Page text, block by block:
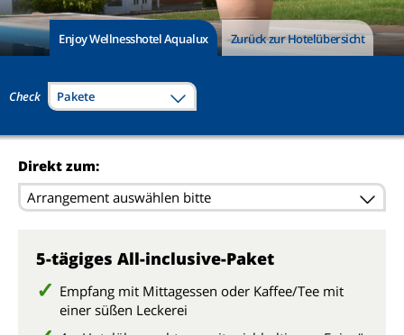
Enjoy Wellnesshotel Aqualux Zurück zur Hotelübersicht
Check Pakete
Direkt zum:
Arrangement auswählen bitte
5-tägiges All-inclusive-Paket
Empfang mit Mittagessen oder Kaffee/Tee mit
einer süßen Leckerei